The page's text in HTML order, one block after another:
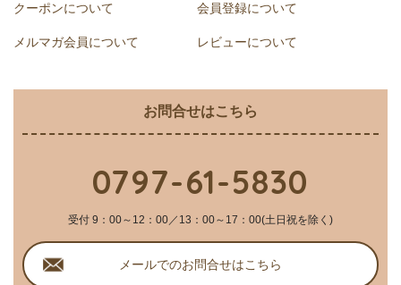
クーポンについて 会員登録について
メルマガ会員について レビューについて
お問合せはこちら
0797-61-5830
受付 9：00～12：00／13：00～17：00(土日祝を除く)
メールでのお問合せはこちら